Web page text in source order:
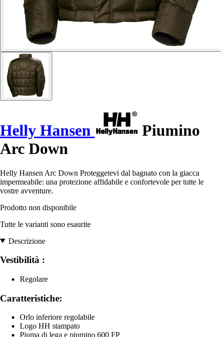
Helly Hansen
Piumino
Arc Down
Helly Hansen Arc Down Proteggetevi dal bagnato con la giacca
impermeabile: una protezione affidabile e confortevole per tutte le
vostre avventure.
Prodotto non disponibile
Tutte le varianti sono esaurite
Descrizione
Vestibilità :
Regolare
Caratteristiche:
Orlo inferiore regolabile
Logo HH stampato
Piuma di lega e piumino 600 FP